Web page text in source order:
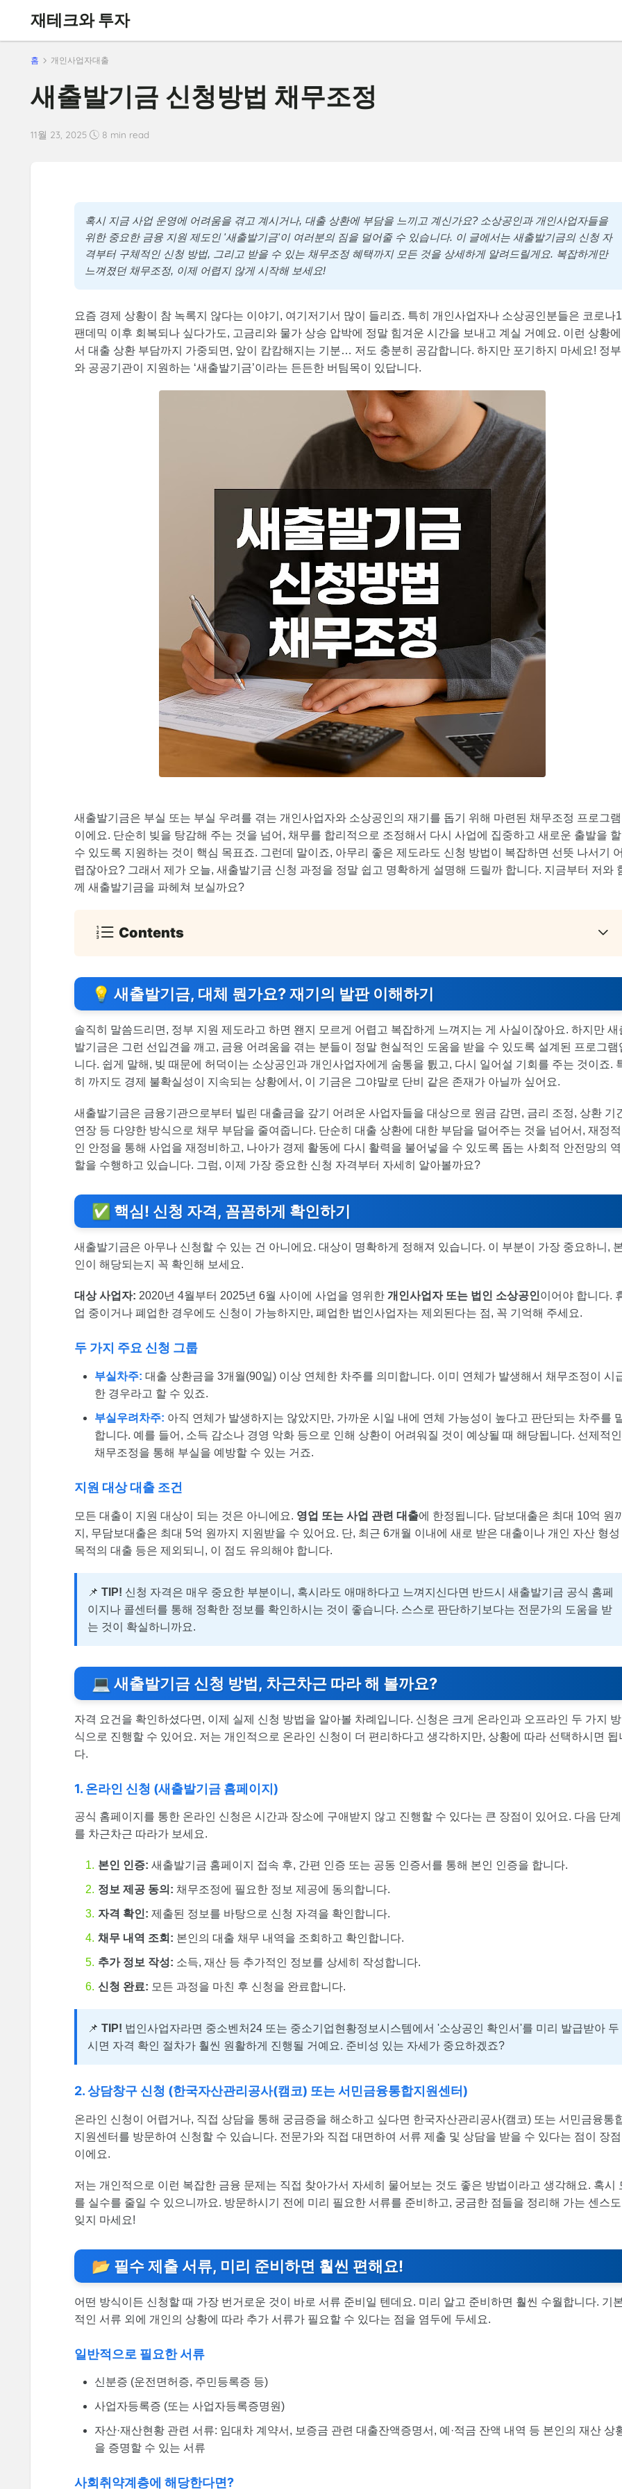
재테크와 투자
홈 개인사업자대출
새출발기금 신청방법 채무조정
11월 23, 2025 8 min read
혹시 지금 사업 운영에 어려움을 겪고 계시거나, 대출 상환에 부담을 느끼고 계신가요? 소상공인과 개인사업자들을
위한 중요한 금융 지원 제도인 '새출발기금'이 여러분의 짐을 덜어줄 수 있습니다. 이 글에서는 새출발기금의 신청 자
격부터 구체적인 신청 방법, 그리고 받을 수 있는 채무조정 혜택까지 모든 것을 상세하게 알려드릴게요. 복잡하게만
느껴졌던 채무조정, 이제 어렵지 않게 시작해 보세요!
요즘 경제 상황이 참 녹록지 않다는 이야기, 여기저기서 많이 들리죠. 특히 개인사업자나 소상공인분들은 코로나
팬데믹 이후 회복되나 싶다가도, 고금리와 물가 상승 압박에 정말 힘겨운 시간을 보내고 계실 거예요. 이런 상황에
서 대출 상환 부담까지 가중되면, 앞이 캄캄해지는 기분… 저도 충분히 공감합니다. 하지만 포기하지 마세요! 정부
와 공공기관이 지원하는 ‘새출발기금’이라는 든든한 버팀목이 있답니다.
새출발기금은 부실 또는 부실 우려를 겪는 개인사업자와 소상공인의 재기를 돕기 위해 마련된 채무조정 프로그램
이에요. 단순히 빚을 탕감해 주는 것을 넘어, 채무를 합리적으로 조정해서 다시 사업에 집중하고 새로운 출발을 할
수 있도록 지원하는 것이 핵심 목표죠. 그런데 말이죠, 아무리 좋은 제도라도 신청 방법이 복잡하면 선뜻 나서기
렵잖아요? 그래서 제가 오늘, 새출발기금 신청 과정을 정말 쉽고 명확하게 설명해 드릴까 합니다. 지금부터 저와
께 새출발기금을 파헤쳐 보실까요?
Contents
💡 새출발기금, 대체 뭔가요? 재기의 발판 이해하기
솔직히 말씀드리면, 정부 지원 제도라고 하면 왠지 모르게 어렵고 복잡하게 느껴지는 게 사실이잖아요. 하지만 새
발기금은 그런 선입견을 깨고, 금융 어려움을 겪는 분들이 정말 현실적인 도움을 받을 수 있도록 설계된 프로그램
니다. 쉽게 말해, 빚 때문에 허덕이는 소상공인과 개인사업자에게 숨통을 틠고, 다시 일어설 기회를 주는 것이죠.
히 까지도 경제 불확실성이 지속되는 상황에서, 이 기금은 그야말로 단비 같은 존재가 아닐까 싶어요.
새출발기금은 금융기관으로부터 빌린 대출금을 갚기 어려운 사업자들을 대상으로 원금 감면, 금리 조정, 상환 기
연장 등 다양한 방식으로 채무 부담을 줄여줍니다. 단순히 대출 상환에 대한 부담을 덜어주는 것을 넘어서, 재정적
인 안정을 통해 사업을 재정비하고, 나아가 경제 활동에 다시 활력을 불어넣을 수 있도록 돕는 사회적 안전망의 역
할을 수행하고 있습니다. 그럼, 이제 가장 중요한 신청 자격부터 자세히 알아볼까요?
✅ 핵심! 신청 자격, 꼼꼼하게 확인하기
새출발기금은 아무나 신청할 수 있는 건 아니에요. 대상이 명확하게 정해져 있습니다. 이 부분이 가장 중요하니,
인이 해당되는지 꼭 확인해 보세요.
대상 사업자: 2020년 4월부터 2025년 6월 사이에 사업을 영위한 개인사업자 또는 법인 소상공인이어야 합니다.
업 중이거나 폐업한 경우에도 신청이 가능하지만, 폐업한 법인사업자는 제외된다는 점, 꼭 기억해 주세요.
두 가지 주요 신청 그룹
부실차주: 대출 상환금을 3개월(90일) 이상 연체한 차주를 의미합니다. 이미 연체가 발생해서 채무조정이 시
한 경우라고 할 수 있죠.
부실우려차주: 아직 연체가 발생하지는 않았지만, 가까운 시일 내에 연체 가능성이 높다고 판단되는 차주를
합니다. 예를 들어, 소득 감소나 경영 악화 등으로 인해 상환이 어려워질 것이 예상될 때 해당됩니다. 선제적인
채무조정을 통해 부실을 예방할 수 있는 거죠.
지원 대상 대출 조건
모든 대출이 지원 대상이 되는 것은 아니에요. 영업 또는 사업 관련 대출에 한정됩니다. 담보대출은 최대 10억 원
지, 무담보대출은 최대 5억 원까지 지원받을 수 있어요. 단, 최근 6개월 이내에 새로 받은 대출이나 개인 자산 형성
목적의 대출 등은 제외되니, 이 점도 유의해야 합니다.
📌 TIP! 신청 자격은 매우 중요한 부분이니, 혹시라도 애매하다고 느껴지신다면 반드시 새출발기금 공식 홈페
이지나 콜센터를 통해 정확한 정보를 확인하시는 것이 좋습니다. 스스로 판단하기보다는 전문가의 도움을 받
는 것이 확실하니까요.
💻 새출발기금 신청 방법, 차근차근 따라 해 볼까요?
자격 요건을 확인하셨다면, 이제 실제 신청 방법을 알아볼 차례입니다. 신청은 크게 온라인과 오프라인 두 가지 방
식으로 진행할 수 있어요. 저는 개인적으로 온라인 신청이 더 편리하다고 생각하지만, 상황에 따라 선택하시면 됩
다.
1. 온라인 신청 (새출발기금 홈페이지)
공식 홈페이지를 통한 온라인 신청은 시간과 장소에 구애받지 않고 진행할 수 있다는 큰 장점이 있어요. 다음 단계
를 차근차근 따라가 보세요.
본인 인증: 새출발기금 홈페이지 접속 후, 간편 인증 또는 공동 인증서를 통해 본인 인증을 합니다.
정보 제공 동의: 채무조정에 필요한 정보 제공에 동의합니다.
자격 확인: 제출된 정보를 바탕으로 신청 자격을 확인합니다.
채무 내역 조회: 본인의 대출 채무 내역을 조회하고 확인합니다.
추가 정보 작성: 소득, 재산 등 추가적인 정보를 상세히 작성합니다.
신청 완료: 모든 과정을 마친 후 신청을 완료합니다.
📌 TIP! 법인사업자라면 중소벤처24 또는 중소기업현황정보시스템에서 '소상공인 확인서'를 미리 발급받아 두
시면 자격 확인 절차가 훨씬 원활하게 진행될 거예요. 준비성 있는 자세가 중요하겠죠?
2. 상담창구 신청 (한국자산관리공사(캠코) 또는 서민금융통합지원센터)
온라인 신청이 어렵거나, 직접 상담을 통해 궁금증을 해소하고 싶다면 한국자산관리공사(캠코) 또는 서민금융통
지원센터를 방문하여 신청할 수 있습니다. 전문가와 직접 대면하여 서류 제출 및 상담을 받을 수 있다는 점이 장점
이에요.
저는 개인적으로 이런 복잡한 금융 문제는 직접 찾아가서 자세히 물어보는 것도 좋은 방법이라고 생각해요. 혹시
를 실수를 줄일 수 있으니까요. 방문하시기 전에 미리 필요한 서류를 준비하고, 궁금한 점들을 정리해 가는 센스도
잊지 마세요!
📂 필수 제출 서류, 미리 준비하면 훨씬 편해요!
어떤 방식이든 신청할 때 가장 번거로운 것이 바로 서류 준비일 텐데요. 미리 알고 준비하면 훨씬 수월합니다. 기
적인 서류 외에 개인의 상황에 따라 추가 서류가 필요할 수 있다는 점을 염두에 두세요.
일반적으로 필요한 서류
신분증 (운전면허증, 주민등록증 등)
사업자등록증 (또는 사업자등록증명원)
자산·재산현황 관련 서류: 임대차 계약서, 보증금 관련 대출잔액증명서, 예·적금 잔액 내역 등 본인의 재산 상
을 증명할 수 있는 서류
사회취약계층에 해당한다면?